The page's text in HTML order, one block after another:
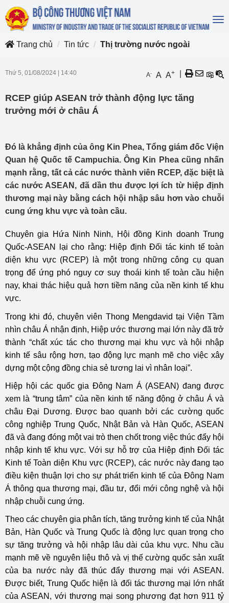
Trang chủ
Tin tức Thị trường nước ngoài
Thứ 5, 01/08/2024 14:40 A- A A+
RCEP giúp ASEAN trở thành động lực tăng
trưởng mới ở châu Á
Đó là khẳng định của ông Kin Phea, Tổng giám đốc Viện
Quan hệ Quốc tế Campuchia. Ông Kin Phea cũng nhấn
mạnh rằng, tất cả các nước thành viên RCEP, đặc biệt là
các nước ASEAN, đã dần thu được lợi ích từ hiệp định
thương mại này bằng cách hội nhập sâu hơn vào chuỗi
cung ứng khu vực và toàn cầu.
Chuyên gia Hứa Ninh Ninh, Hội đồng Kinh doanh Trung
Quốc-ASEAN lại cho rằng: Hiệp định Đối tác kinh tế toàn
diện khu vực (RCEP) là một trong những công cụ quan
trọng để ứng phó nguy cơ suy thoái kinh tế toàn cầu hiện
nay, khai thác hiệu quả hơn tiềm năng của nền kinh tế khu
vực.
Trong khi đó, chuyên viên Thong Mengdavid tại Viện Tầm
nhìn châu Á nhận định, Hiệp ước thương mại lớn này đã trở
thành “chất xúc tác cho thương mại khu vực và hội nhập
kinh tế sâu rộng hơn, tạo động lực mạnh mẽ cho việc xây
dựng một cộng đồng chia sẻ tương lai vì nhân loại”.
Hiệp hội các quốc gia Đông Nam Á (ASEAN) đang được
xem là “trung tâm” của nền kinh tế năng động ở châu Á và
châu Đại Dương. Được bao quanh bởi các cường quốc
công nghiệp Trung Quốc, Nhật Bản và Hàn Quốc, ASEAN
đã và đang đóng một vai trò then chốt trong việc thúc đẩy hội
nhập kinh tế khu vực. Với sự hỗ trợ của Hiệp định Đối tác
Kinh tế Toàn diện Khu vực (RCEP), các nước này đang tạo
điều kiện thuận lợi cho sự phát triển kinh tế của Đông Nam
Á thông qua thương mại, đầu tư, đổi mới công nghệ và hội
nhập chuỗi cung ứng.
Theo các chuyên gia phân tích, tăng trưởng kinh tế của Nhật
Bản, Hàn Quốc và Trung Quốc là động lực quan trọng cho
sự tăng trưởng và hội nhập lâu dài của khu vực. Nhu cầu
mạnh mẽ về nguyên liệu thô và vị thế cường quốc sản xuất
của ba nước này đã thúc đẩy thương mại với ASEAN.
Được biết, Trung Quốc hiện là đối tác thương mại lớn nhất
của ASEAN, với thương mại song phương đạt hơn 911 tỷ